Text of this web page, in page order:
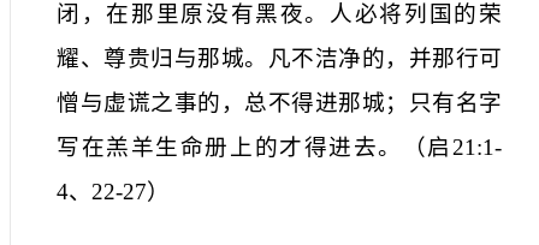
闭，在那里原没有黑夜。人必将列国的荣
耀、尊贵归与那城。凡不洁净的，并那行可
憎与虚谎之事的，总不得进那城；只有名字
写在羔羊生命册上的才得进去。
（启 21:1-
4、 22-27）